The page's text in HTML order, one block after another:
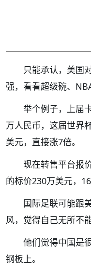
只能承认，美国
强，看看超级碗、
举个例子，上届
万人民币，这届世界
美元，直接涨7倍。
现在转售平台报
的标价230万美元，
国际足联可能跟
风，觉得自己无所不能
他们觉得中国是
钢板上。